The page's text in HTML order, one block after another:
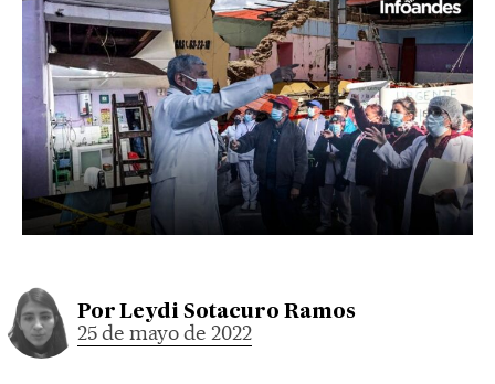
Por Leydi Sotacuro Ramos
25 de mayo de 2022